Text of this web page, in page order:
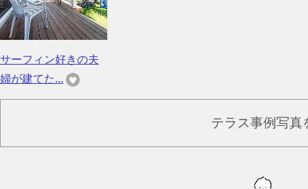
サーフィン好きの夫
婦が建てた...
テラス事例写真